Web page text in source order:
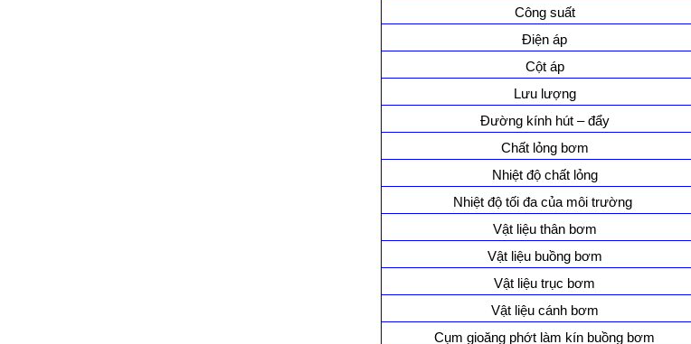
Công suất
Điện áp
Cột áp
Lưu lượng
Đường kính hút – đẩy
Chất lỏng bơm
Nhiệt độ chất lỏng
Nhiệt độ tối đa của môi trường
Vật liệu thân bơm
Vật liệu buồng bơm
Vật liệu trục bơm
Vật liệu cánh bơm
Cụm gioăng phớt làm kín buồng bơm